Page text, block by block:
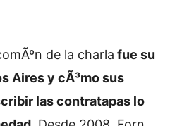
de la charla fue su
Aires y cÃ³mo sus
las contratapas lo